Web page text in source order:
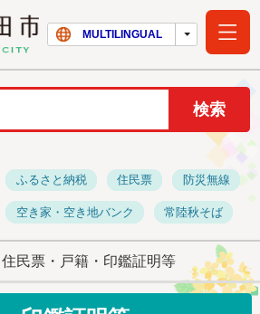
常陸太田市ホー
MULTILINGUAL
ふるさと納税 住民票 防災無線
空き家・空き地バンク 常陸秋そば
住民票・戸籍・印鑑証明等